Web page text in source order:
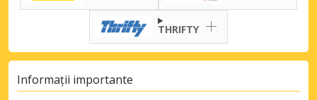
THRIFTY
Informații importante